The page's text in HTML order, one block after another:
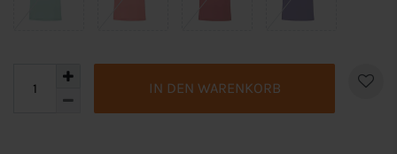
IN DEN WARENKORB